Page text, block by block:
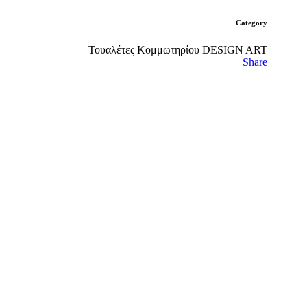
Category
Τουαλέτες Κομμωτηρίου DESIGN ART
Share